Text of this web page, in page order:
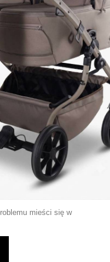
mieści się w